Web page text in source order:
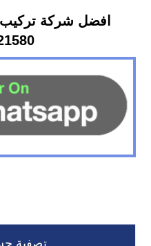
افضل شركة تركيب